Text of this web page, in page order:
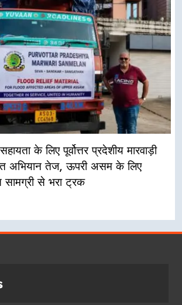
के लिए पूर्वोत्तर प्रदेशीय मारवाड़ी
अभियान तेज, ऊपरी असम के लिए
सामग्री से भरा ट्रक